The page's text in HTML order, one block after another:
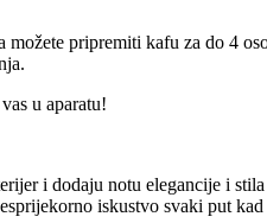
pripremiti kafu za do 4
u aparatu!
i dodaju notu elegancije i
iskustvo svaki put